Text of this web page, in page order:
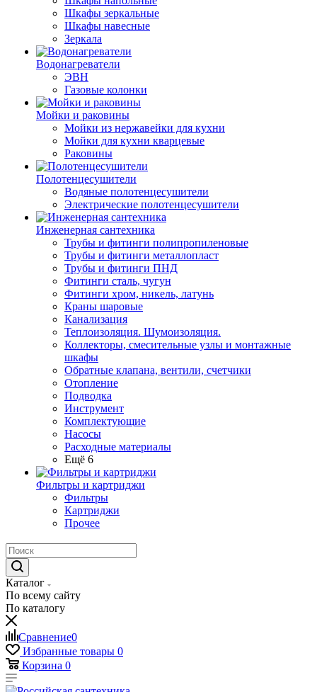
Шкафы зеркальные
Шкафы навесные
Зеркала
Водонагреватели
ЭВН
Газовые колонки
Мойки и раковины
Мойки из нержавейки для кухни
Мойки для кухни кварцевые
Раковины
Полотенцесушители
Водяные полотенцесушители
Электрические полотенцесушители
Инженерная сантехника
Трубы и фитинги полипропиленовые
Трубы и фитинги металлопласт
Трубы и фитинги ПНД
Фитинги сталь, чугун
Фитинги хром, никель, латунь
Краны шаровые
Канализация
Теплоизоляция. Шумоизоляция.
Коллекторы, смесительные узлы и монтажные
шкафы
Обратные клапана, вентили, счетчики
Отопление
Подводка
Инструмент
Комплектующие
Насосы
Расходные материалы
Ещё 6
Фильтры и картриджи
Фильтры
Картриджи
Прочее
Каталог
По всему сайту
По каталогу
Сравнение0
Избранные товары 0
Корзина 0